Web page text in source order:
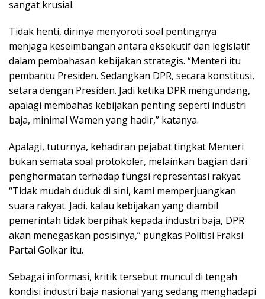
sangat krusial.
Tidak henti, dirinya menyoroti soal pentingnya
menjaga keseimbangan antara eksekutif dan legislatif
dalam pembahasan kebijakan strategis. “Menteri itu
pembantu Presiden. Sedangkan DPR, secara konstitusi,
setara dengan Presiden. Jadi ketika DPR mengundang,
apalagi membahas kebijakan penting seperti industri
baja, minimal Wamen yang hadir,” katanya.
Apalagi, tuturnya, kehadiran pejabat tingkat Menteri
bukan semata soal protokoler, melainkan bagian dari
penghormatan terhadap fungsi representasi rakyat.
“Tidak mudah duduk di sini, kami memperjuangkan
suara rakyat. Jadi, kalau kebijakan yang diambil
pemerintah tidak berpihak kepada industri baja, DPR
akan menegaskan posisinya,” pungkas Politisi Fraksi
Partai Golkar itu.
Sebagai informasi, kritik tersebut muncul di tengah
kondisi industri baja nasional yang sedang menghadapi